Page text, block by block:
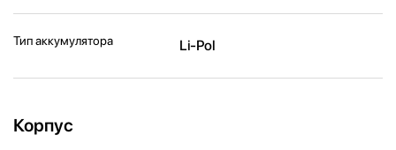
Тип аккумулятора Li-Pol
Корпус